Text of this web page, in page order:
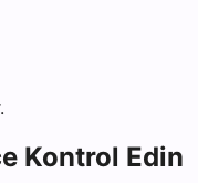
Kontrol Edin